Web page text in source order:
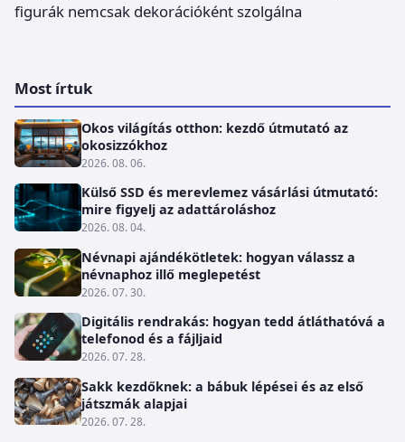
figurák nemcsak dekorációként szolgálna
Most írtuk
Okos világítás otthon: kezdő útmutató az
okosizzókhoz
2026. 08. 06.
Külső SSD és merevlemez vásárlási útmutató:
mire figyelj az adattároláshoz
2026. 08. 04.
Névnapi ajándékötletek: hogyan válassz a
névnaphoz illő meglepetést
2026. 07. 30.
Digitális rendrakás: hogyan tedd átláthatóvá a
telefonod és a fájljaid
2026. 07. 28.
Sakk kezdőknek: a bábuk lépései és az első
játszmák alapjai
2026. 07. 28.